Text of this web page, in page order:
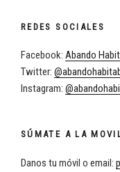
REDES SOCIALES
Facebook: Abando
Twitter:
Instagram:
SÚMATE A LA
Danos tu móvil o email: